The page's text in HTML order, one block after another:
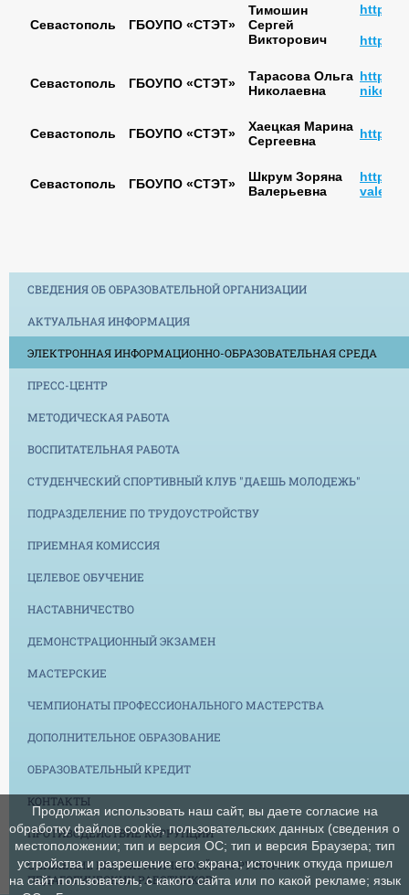
Севастополь ГБОУПО «СТЭТ»
Тимошин
Сергей
Викторович
https://
https://
Севастополь ГБОУПО «СТЭТ»
Тарасова Ольга
Николаевна
https://
Севастополь ГБОУПО «СТЭТ»
Хаецкая Марина
Сергеевна
https://
Севастополь ГБОУПО «СТЭТ»
Шкрум Зоряна
Валерьевна
https://
СВЕДЕНИЯ ОБ ОБРАЗОВАТЕЛЬНОЙ ОРГАНИЗАЦИИ
АКТУАЛЬНАЯ ИНФОРМАЦИЯ
ЭЛЕКТРОННАЯ ИНФОРМАЦИОННО-ОБРАЗОВАТЕЛЬНАЯ СРЕДА
ПРЕСС-ЦЕНТР
МЕТОДИЧЕСКАЯ РАБОТА
ВОСПИТАТЕЛЬНАЯ РАБОТА
СТУДЕНЧЕСКИЙ СПОРТИВНЫЙ КЛУБ "ДАЕШЬ МОЛОДЕЖЬ"
ПОДРАЗДЕЛЕНИЕ ПО ТРУДОУСТРОЙСТВУ
ПРИЕМНАЯ КОМИССИЯ
ЦЕЛЕВОЕ ОБУЧЕНИЕ
НАСТАВНИЧЕСТВО
ДЕМОНСТРАЦИОННЫЙ ЭКЗАМЕН
МАСТЕРСКИЕ
ЧЕМПИОНАТЫ ПРОФЕССИОНАЛЬНОГО МАСТЕРСТВА
ДОПОЛНИТЕЛЬНОЕ ОБРАЗОВАНИЕ
ОБРАЗОВАТЕЛЬНЫЙ КРЕДИТ
КОНТАКТЫ
ПРОТИВОДЕЙСТВИЕ КОРРУПЦИИ
СНИЖЕНИЕ БЮРОКРАТИЧЕСКОЙ НАГРУЗКИ НА
ПЕДАГОГИЧЕСКИХ РАБОТНИКОВ
Продолжая использовать наш сайт, вы даете согласие на
обработку файлов cookie, пользовательских данных (сведения о
местоположении; тип и версия ОС; тип и версия Браузера; тип
устройства и разрешение его экрана; источник откуда пришел
на сайт пользователь; с какого сайта или по какой рекламе; язык